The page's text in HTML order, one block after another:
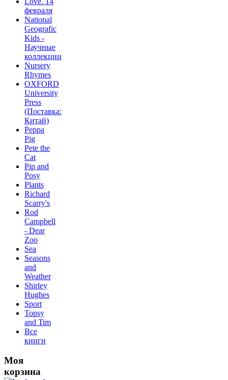
февраля
National
Geografic
Kids -
Научные
коллекции
Nursery
Rhymes
OXFORD
University
Press
(Поставка:
Китай)
Peppa
Pig
Pete the
Сat
Pip and
Posy
Plants
Richard
Scarry's
Rod
Campbell
- Dear
Zoo
Sea
Seasons
and
Weather
Shirley
Hughes
Sport
Topsy
and Tim
Все
книги
Моя
корзина